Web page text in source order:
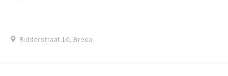
Ridderstraat 10, Breda